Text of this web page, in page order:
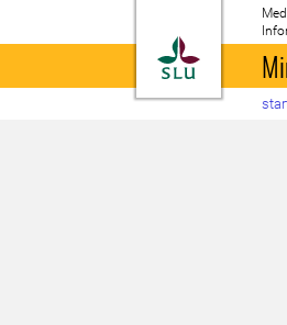
Till